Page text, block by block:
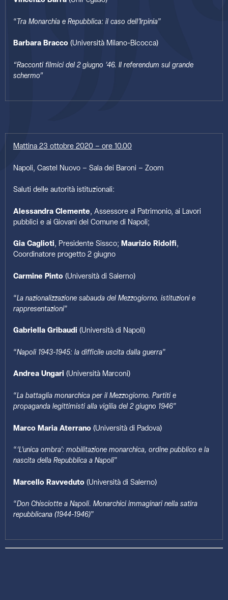
“ Tra Monarchia e Repubblica: il caso dell’Irpinia”
Barbara Bracco (Università Milano-Bicocca)
“Racconti filmici del 2 giugno ’46. Il referendum sul grande
schermo”
Mattina 23 ottobre 2020 – ore 10.00
Napoli, Castel Nuovo – Sala dei Baroni – Zoom
Saluti delle autorità istituzionali:
Alessandra Clemente, Assessore al Patrimonio, ai Lavori
pubblici e ai Giovani del Comune di Napoli;
Gia Caglioti, Presidente Sissco; Maurizio Ridolfi,
Coordinatore progetto 2 giugno
Carmine Pinto (Università di Salerno)
“La nazionalizzazione sabauda del Mezzogiorno. istituzioni e
rappresentazioni”
Gabriella Gribaudi (Università di Napoli)
“Napoli 1943-1945: la difficile uscita dalla guerra”
Andrea Ungari (Università Marconi)
“La battaglia monarchica per il Mezzogiorno. Partiti e
propaganda legittimisti alla vigilia del 2 giugno 1946”
Marco Maria Aterrano (Università di Padova)
“ ‘L’unica ombra’: mobilitazione monarchica, ordine pubblico e la
nascita della Repubblica a Napoli”
Marcello Ravveduto (Università di Salerno)
“Don Chisciotte a Napoli. Monarchici immaginari nella satira
repubblicana (1944-1946)”